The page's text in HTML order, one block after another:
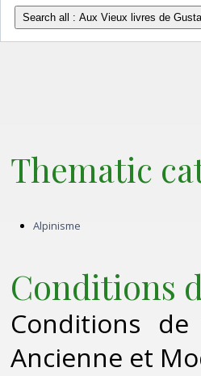
Thematic
Alpinisme
Conditions
Conditions
Ancienne et